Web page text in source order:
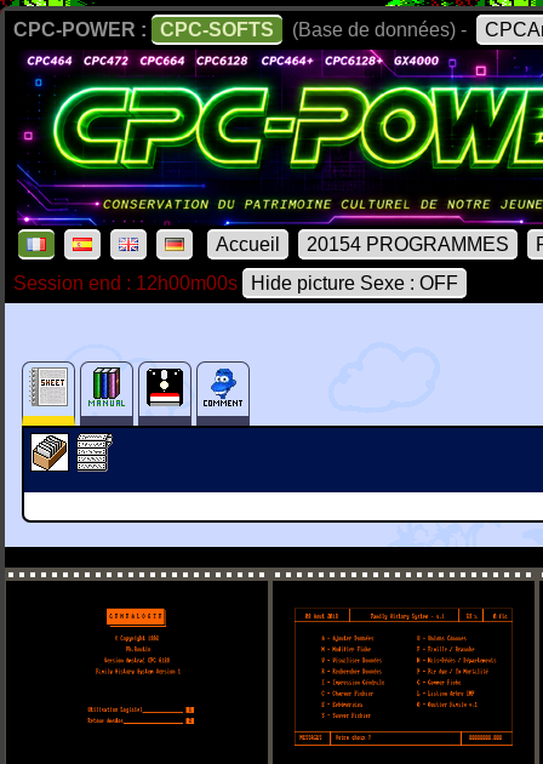
CPC-POWER : CPC-SOFTS (Base de données) -
Accueil 20154 PROGRAMMES
Session end : 12h00m00s
Hide picture Sexe : OFF